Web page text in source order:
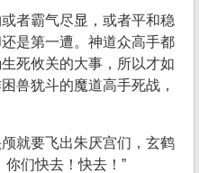
者霸气尽显，或者平和稳
是第一遭。神道众高手都
死攸关的大事，所以才如
兽犹斗的魔道高手死战，
就要飞出朱厌宫们，玄鹤
你们快去！快去！”